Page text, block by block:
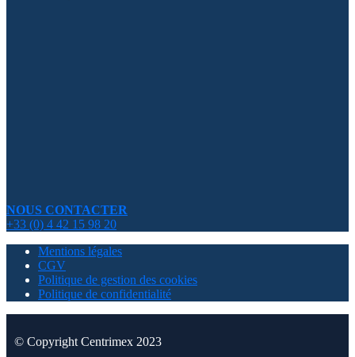
NOUS CONTACTER
+33 (0) 4 42 15 98 20
Mentions légales
CGV
Politique de gestion des cookies
Politique de confidentialité
© Copyright Centrimex 2023